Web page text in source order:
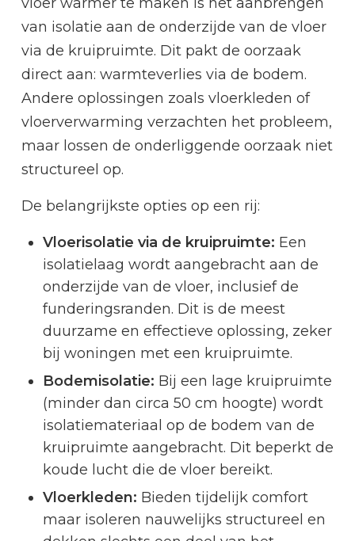
van isolatie aan de onderzijde van de vloer
via de kruipruimte. Dit pakt de oorzaak
direct aan: warmteverlies via de bodem.
Andere oplossingen zoals vloerkleden of
vloerverwarming verzachten het probleem,
maar lossen de onderliggende oorzaak niet
structureel op.
De belangrijkste opties op een rij:
Vloerisolatie via de kruipruimte: Een
isolatielaag wordt aangebracht aan de
onderzijde van de vloer, inclusief de
funderingsranden. Dit is de meest
duurzame en effectieve oplossing, zeker
bij woningen met een kruipruimte.
Bodemisolatie: Bij een lage kruipruimte
(minder dan circa 50 cm hoogte) wordt
isolatiemateriaal op de bodem van de
kruipruimte aangebracht. Dit beperkt de
koude lucht die de vloer bereikt.
Vloerkleden: Bieden tijdelijk comfort
maar isoleren nauwelijks structureel en